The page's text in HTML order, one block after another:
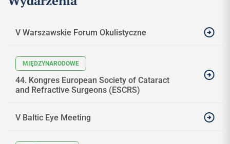
V Warszawskie Forum Okulistyczne
44. Kongres European Society of Cataract
and Refractive Surgeons (ESCRS)
V Baltic Eye Meeting